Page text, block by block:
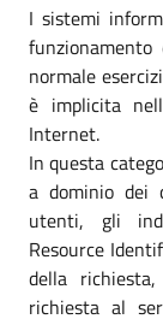
I sistemi
normale
è implicita
Internet.
In questa
a dominio dei
utenti, gli
Resource
della
richiesta al